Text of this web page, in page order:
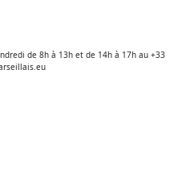
de 8h à 13h et de 14h à 17h au +33